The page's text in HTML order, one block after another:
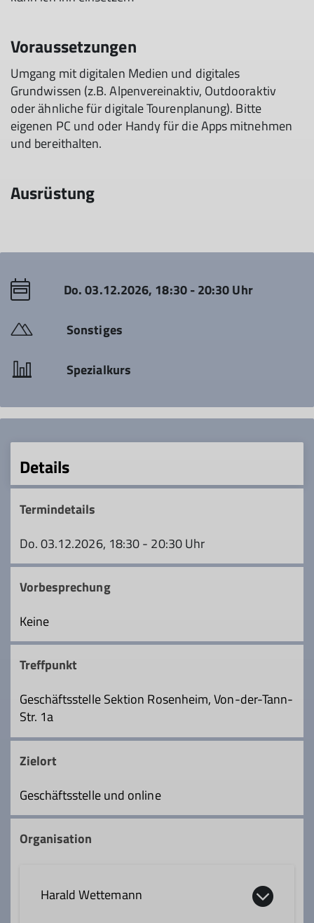
Voraussetzungen
Umgang mit digitalen Medien und digitales
Grundwissen (z.B. Alpenvereinaktiv, Outdooraktiv
oder ähnliche für digitale Tourenplanung). Bitte
eigenen PC und oder Handy für die Apps mitnehmen
und bereithalten.
Ausrüstung
Do. 03.12.2026, 18:30 - 20:30 Uhr
Sonstiges
Spezialkurs
Details
Termindetails
Do. 03.12.2026, 18:30 - 20:30 Uhr
Vorbesprechung
Keine
Treffpunkt
Geschäftsstelle Sektion Rosenheim, Von-der-Tann-
Str. 1a
Zielort
Geschäftsstelle und online
Organisation
Harald Wettemann